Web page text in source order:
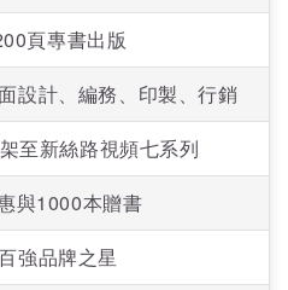
頁專書出版
設計、編務、印製、行銷
至新絲路視頻七系列
與1000本贈書
強品牌之星